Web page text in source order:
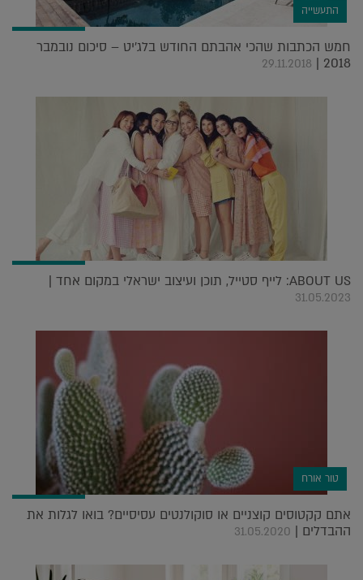
התעשייה
חמש הכתבות שהכי אהבתם החודש בלג'יט – סיכום נובמבר
2018 |
29.11.2018
ABOUT US: לייף סטייל, תוכן ועיצוב ישראלי במקום אחד |
31.05.2023
טור אורח
אתם קקטוסים קוצניים או סוקולנטים עסיסיים? בואו לגלות את
ההבדלים | 31.05.2020